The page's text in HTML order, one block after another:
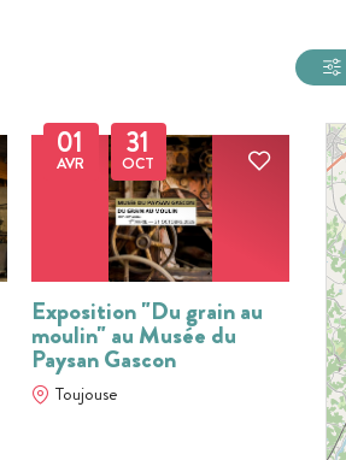
01
AVR
31
OCT
Exposition "Du grain au
moulin" au Musée du
Paysan Gascon
Toujouse